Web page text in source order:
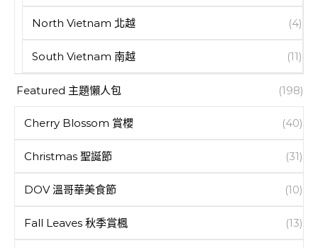
North Vietnam 北越 (4)
South Vietnam 南越 (11)
Featured 主題懶人包 (198)
Cherry Blossom 賞櫻 (40)
Christmas 聖誕節 (31)
DOV 溫哥華美食節 (10)
Fall Leaves 秋季賞楓 (13)